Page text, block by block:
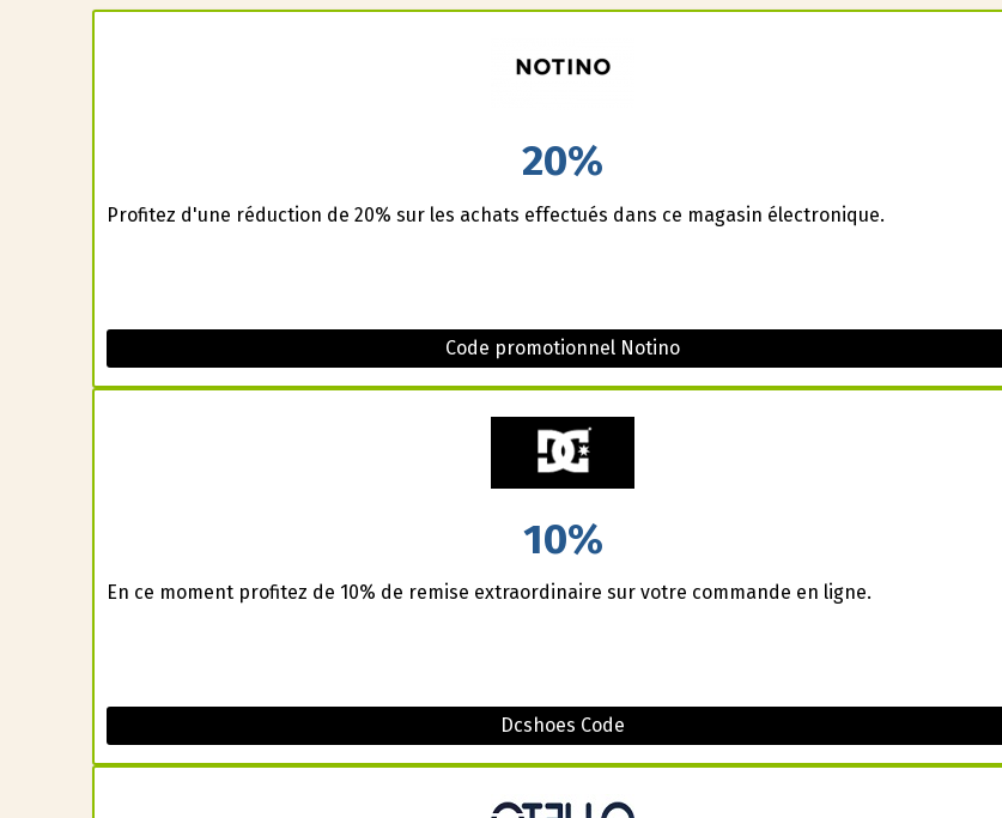
20%
Profitez d'une réduction de 20% sur les achats effectués dans ce magasin électronique.
Code promotionnel Notino
10%
En ce moment profitez de 10% de remise extraordinaire sur votre commande en ligne.
Dcshoes Code